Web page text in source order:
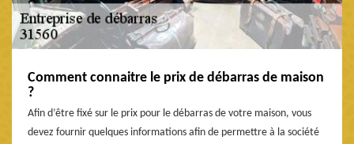
Comment connaitre le prix de débarras de maison
?
Afin d’être fixé sur le prix pour le débarras de votre maison, vous
devez fournir quelques informations afin de permettre à la société